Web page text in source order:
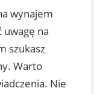
wynajem
uwagę na
szukasz
Warto
Nie